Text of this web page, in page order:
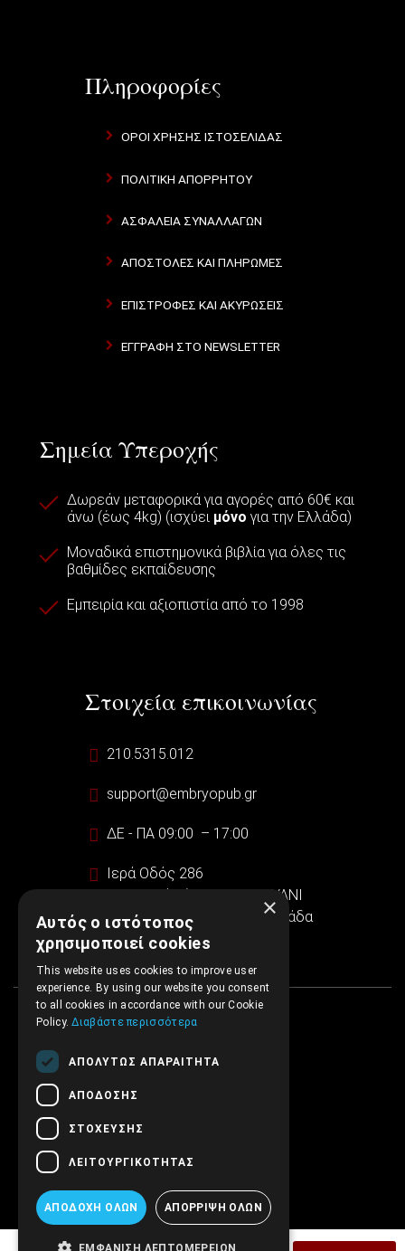
Πληροφορίες
ΌΡΟΙ ΧΡΉΣΗΣ ΙΣΤΟΣΕΛΊΔΑΣ
ΠΟΛΙΤΙΚΉ ΑΠΟΡΡΉΤΟΥ
ΑΣΦΆΛΕΙΑ ΣΥΝΑΛΛΑΓΏΝ
ΑΠΟΣΤΟΛΈΣ ΚΑΙ ΠΛΗΡΩΜΈΣ
ΕΠΙΣΤΡΟΦΈΣ ΚΑΙ ΑΚΥΡΏΣΕΙΣ
ΕΓΓΡΑΦΉ ΣΤΟ NEWSLETTER
Σημεία Υπεροχής
Δωρεάν μεταφορικά για αγορές από 60€ και
άνω (έως 4kg) (ισχύει μόνο για την Ελλάδα)
Μοναδικά επιστημονικά βιβλία για όλες τις
βαθμίδες εκπαίδευσης
Εμπειρία και αξιοπιστία από το 1998
Στοιχεία επικοινωνίας
210.5315.012
support@embryopub.gr
ΔΕ - ΠΑ 09:00 – 17:00
Ιερά Οδός 286
Εμπορικό κέντρο SINTRIVANI
122 43 Αιγάλεω Αθήνα, Ελλάδα
×
Αυτός ο ιστότοπος
χρησιμοποιεί cookies
This website uses cookies to improve user
experience. By using our website you consent
to all cookies in accordance with our Cookie
Policy.Διαβάστε περισσότερα
ΑΠΟΛΎΤΩΣ ΑΠΑΡΑΊΤΗΤΑ
ΑΠΌΔΟΣΗΣ
ΣΤΌΧΕΥΣΗΣ
ΛΕΙΤΟΥΡΓΙΚΌΤΗΤΑΣ
ΑΠΟΔΟΧΉ ΌΛΩΝ ΑΠΌΡΡΙΨΗ ΌΛΩΝ
ΕΜΦΆΝΙΣΗ ΛΕΠΤΟΜΕΡΕΙΏΝ